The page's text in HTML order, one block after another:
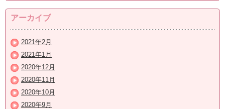
アーカイブ
2021年2月
2021年1月
2020年12月
2020年11月
2020年10月
2020年9月